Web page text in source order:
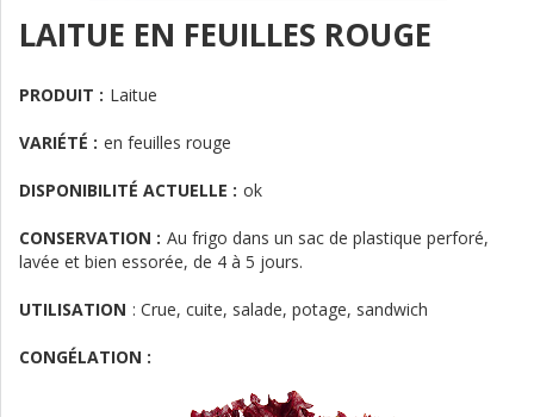
LAITUE EN FEUILLES ROUGE
PRODUIT : Laitue
VARIÉTÉ : en feuilles rouge
DISPONIBILITÉ ACTUELLE : ok
CONSERVATION : Au frigo dans un sac de plastique perforé,
lavée et bien essorée, de 4 à 5 jours.
UTILISATION : Crue, cuite, salade, potage, sandwich
CONGÉLATION :